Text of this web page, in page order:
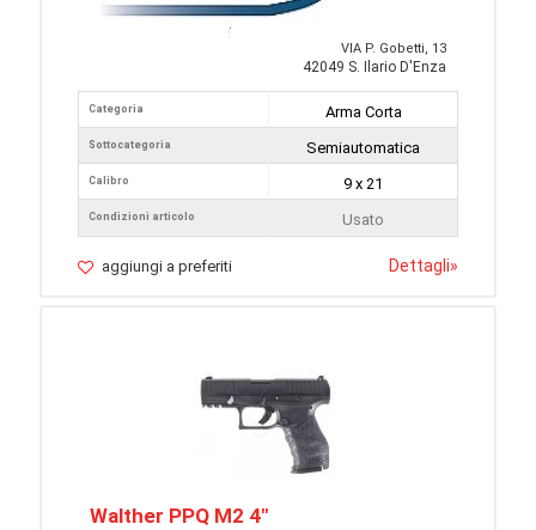
VIA P. Gobetti, 13
42049 S. Ilario D'Enza
Categoria
Sottocategoria
Calibro
Condizioni articolo
Arma Corta
Semiautomatica
9 x 21
Usato
aggiungi a preferiti Dettagli»
Walther PPQ M2 4"